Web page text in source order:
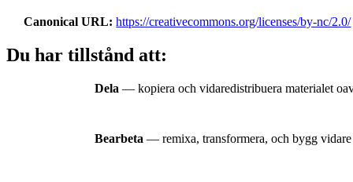
Canonical URL https://creativecommons.org/licenses/by-nc/2.0/
Du har tillstånd att:
Dela — kopiera och vidaredistribuera materialet
Bearbeta — remixa, transformera, och bygg vidare